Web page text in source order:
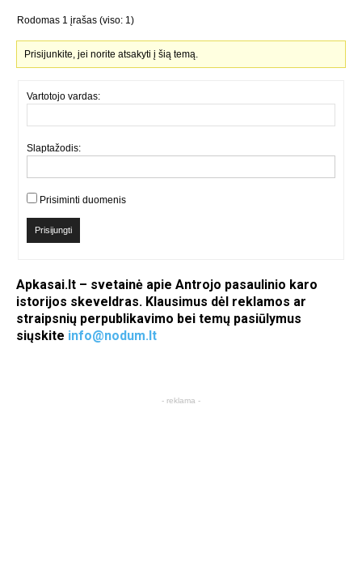
Rodomas 1 įrašas (viso: 1)
Prisijunkite, jei norite atsakyti į šią temą.
Vartotojo vardas:
Slaptažodis:
Prisiminti duomenis
Prisijungti
Apkasai.lt – svetainė apie Antrojo pasaulinio karo
istorijos skeveldras. Klausimus dėl reklamos ar
straipsnių perpublikavimo bei temų pasiūlymus
siųskite info@nodum.lt
- reklama -